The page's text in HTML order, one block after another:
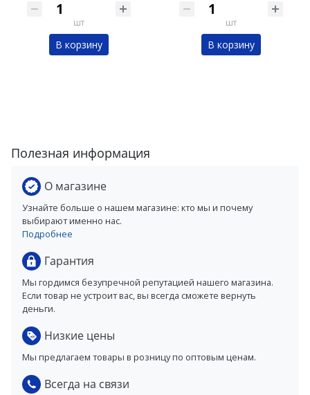
шт
В корзину
шт
В корзину
Полезная информация
О магазине
Узнайте больше о нашем магазине: кто мы и почему
выбирают именно нас.
Подробнее
Гарантия
Мы гордимся безупречной репутацией нашего магазина.
Если товар не устроит вас, вы всегда сможете вернуть
деньги.
Низкие цены
Мы предлагаем товары в розницу по оптовым ценам.
Всегда на связи